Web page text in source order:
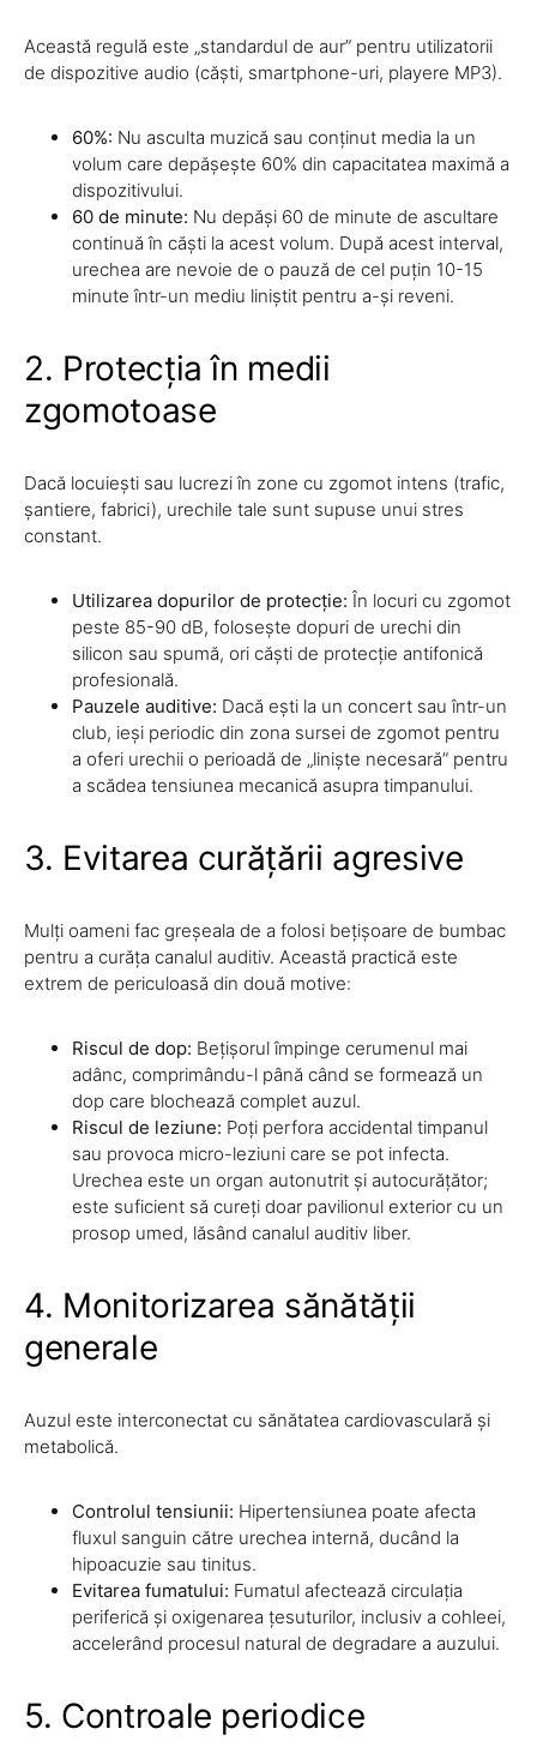
Această regulă este „standardul de aur” pentru utilizatorii
de dispozitive audio (căști, smartphone-uri, playere MP3).
60%: Nu asculta muzică sau conținut media la un
volum care depășește 60% din capacitatea maximă a
dispozitivului.
60 de minute: Nu depăși 60 de minute de ascultare
continuă în căști la acest volum. După acest interval,
urechea are nevoie de o pauză de cel puțin 10-15
minute într-un mediu liniștit pentru a-și reveni.
2. Protecția în medii
zgomotoase
Dacă locuiești sau lucrezi în zone cu zgomot intens (trafic,
șantiere, fabrici), urechile tale sunt supuse unui stres
constant.
Utilizarea dopurilor de protecție: În locuri cu zgomot
peste 85-90 dB, folosește dopuri de urechi din
silicon sau spumă, ori căști de protecție antifonică
profesională.
Pauzele auditive: Dacă ești la un concert sau într-un
club, ieși periodic din zona sursei de zgomot pentru
a oferi urechii o perioadă de „liniște necesară” pentru
a scădea tensiunea mecanică asupra timpanului.
3. Evitarea curățării agresive
Mulți oameni fac greșeala de a folosi bețișoare de bumbac
pentru a curăța canalul auditiv. Această practică este
extrem de periculoasă din două motive:
Riscul de dop: Bețișorul împinge cerumenul mai
adânc, comprimându-l până când se formează un
dop care blochează complet auzul.
Riscul de leziune: Poți perfora accidental timpanul
sau provoca micro-leziuni care se pot infecta.
Urechea este un organ autonutrit și autocurățător;
este suficient să cureți doar pavilionul exterior cu un
prosop umed, lăsând canalul auditiv liber.
4. Monitorizarea sănătății
generale
Auzul este interconectat cu sănătatea cardiovasculară și
metabolică.
Controlul tensiunii: Hipertensiunea poate afecta
fluxul sanguin către urechea internă, ducând la
hipoacuzie sau tinitus.
Evitarea fumatului: Fumatul afectează circulația
periferică și oxigenarea țesuturilor, inclusiv a cohleei,
accelerând procesul natural de degradare a auzului.
5. Controale periodice